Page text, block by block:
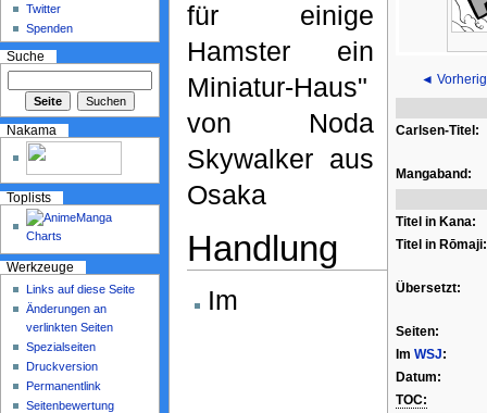
◄
Carlsen-Titel:
Mangaband:
Titel in Kana:
Titel in Rōmaji:
Übersetzt:
Seiten:
Im WSJ:
Datum:
TOC:
für einige
Hamster ein
Miniatur-Haus"
von Noda
Skywalker aus
Osaka
Handlung
Im
Twitter
Spenden
Suche
Nakama
Toplists
Werkzeuge
Links auf diese Seite
Änderungen an
verlinkten Seiten
Spezialseiten
Druckversion
Permanentlink
Seitenbewertung